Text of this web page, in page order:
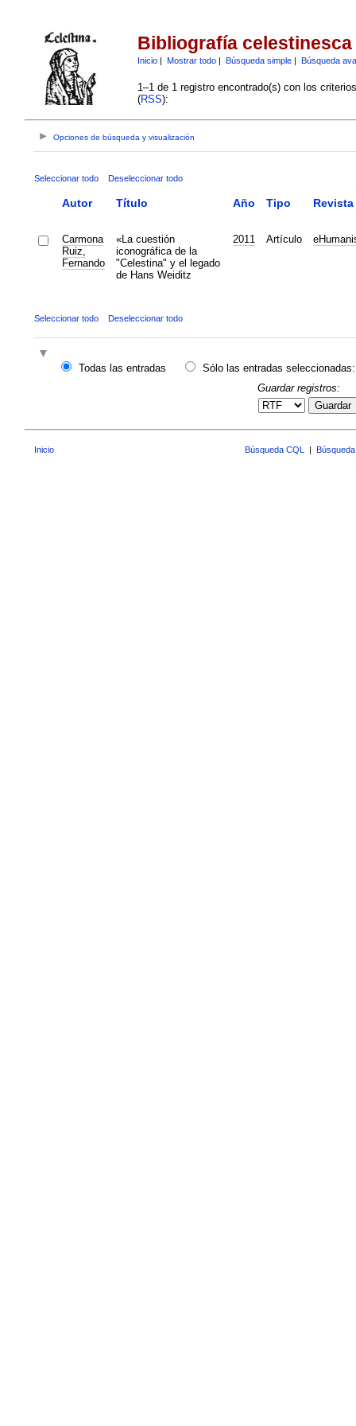
Bibliografía celestinesca
Inicio| Mostrar todo| Búsqueda simple| Búsqueda
1–1 de 1 registro encontrado(s) con los
(RSS):
Opciones de búsqueda y visualización
Seleccionar todo Deseleccionar todo
Autor Título Año Tipo Revista
Carmona
Ruiz,
Fernando
«La cuestión
iconográfica de la
"Celestina" y el legado
de Hans Weiditz
2011 Artículo
Seleccionar todo Deseleccionar todo
Todas las entradas
Sólo las entradas seleccionadas:
Guardar registros:
Guardar
Inicio Búsqueda CQL